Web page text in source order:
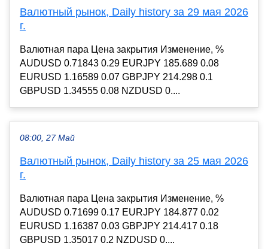
Валютный рынок, Daily history за 29 мая 2026
г.
Валютная пара Цена закрытия Изменение, %
AUDUSD 0.71843 0.29 EURJPY 185.689 0.08
EURUSD 1.16589 0.07 GBPJPY 214.298 0.1
GBPUSD 1.34555 0.08 NZDUSD 0....
08:00, 27 Май
Валютный рынок, Daily history за 25 мая 2026
г.
Валютная пара Цена закрытия Изменение, %
AUDUSD 0.71699 0.17 EURJPY 184.877 0.02
EURUSD 1.16387 0.03 GBPJPY 214.417 0.18
GBPUSD 1.35017 0.2 NZDUSD 0....